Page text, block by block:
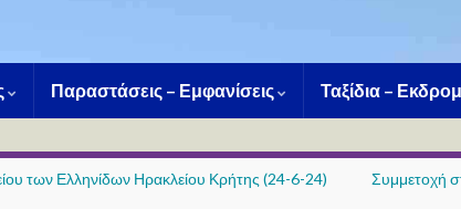
Παραστάσεις – Εμφανίσεις Ταξίδια –
των Ελληνίδων Ηρακλείου Κρήτης (24-6-24)
Συμμετοχή